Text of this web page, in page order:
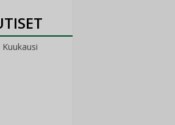
Kuukausi